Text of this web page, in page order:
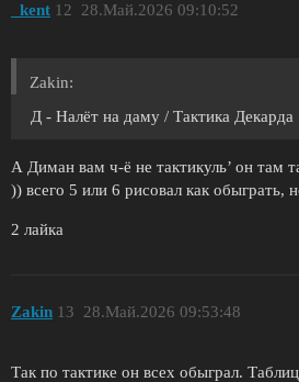
_kent 28.Май.2026 09:10:52
12
Zakin:
Д - Налёт на даму / Тактика Декарда
А Диман вам ч-ё не тактикуль’ он там
)) всего 5 или 6 рисовал как обыграть,
2 лайка
Zakin 28.Май.2026 09:53:48
13
Так по тактике он всех обыграл.